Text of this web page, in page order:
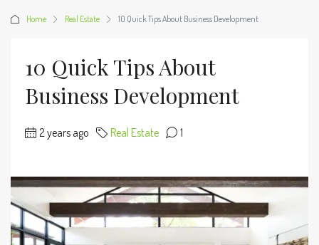
Home Real Estate 10 Quick Tips About Business Development
10 Quick Tips About
Business Development
2 years ago Real Estate 1